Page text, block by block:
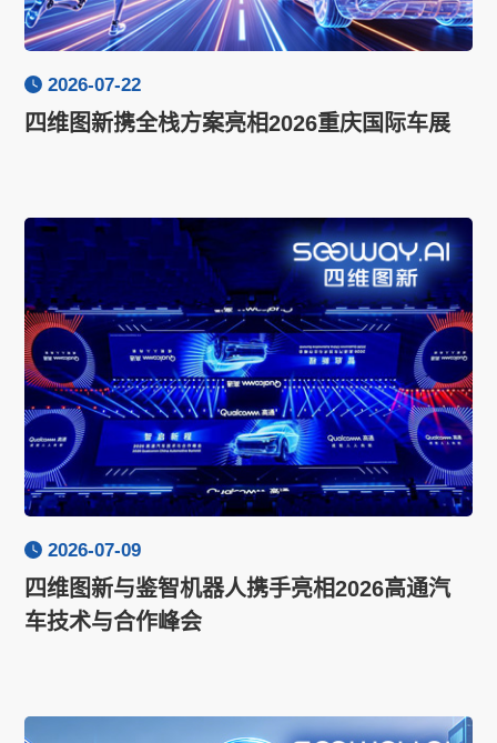
2026-07-22
四维图新携全栈方案亮相2026重庆国际车展
2026-07-09
四维图新与鉴智机器人携手亮相2026高通汽
车技术与合作峰会